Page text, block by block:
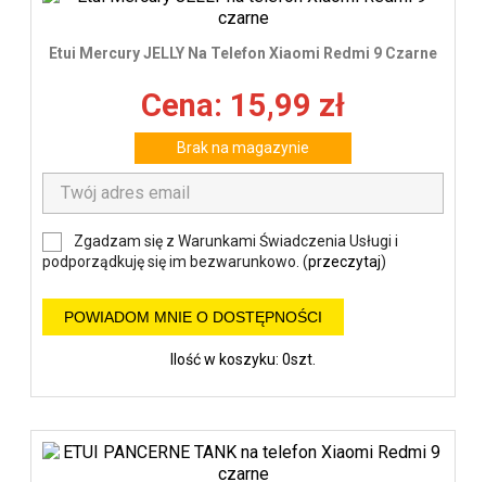
Etui Mercury JELLY Na Telefon Xiaomi Redmi 9 Czarne
Cena: 15,99 zł
Brak na magazynie
Zgadzam się z Warunkami Świadczenia Usługi i
podporządkuję się im bezwarunkowo. (przeczytaj)
POWIADOM MNIE O DOSTĘPNOŚCI
Ilość w koszyku: 0szt.